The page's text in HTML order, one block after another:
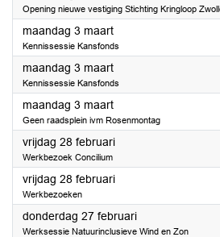
Opening nieuwe vestiging Stichting Kringloop
maandag 3 maart2025
Kennissessie Kansfonds
maandag 3 maart2025
Kennissessie Kansfonds
maandag 3 maart2025
Geen raadsplein ivm Rosenmontag
vrijdag 28 februari2025
Werkbezoek Concilium
vrijdag 28 februari2025
Werkbezoeken
donderdag 27 februari2025
Werksessie Natuurinclusieve Wind en Zon